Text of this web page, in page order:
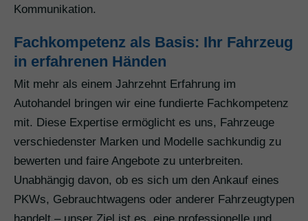
Kommunikation.
Fachkompetenz als Basis: Ihr Fahrzeug
in erfahrenen Händen
Mit mehr als einem Jahrzehnt Erfahrung im
Autohandel bringen wir eine fundierte Fachkompetenz
mit. Diese Expertise ermöglicht es uns, Fahrzeuge
verschiedenster Marken und Modelle sachkundig zu
bewerten und faire Angebote zu unterbreiten.
Unabhängig davon, ob es sich um den Ankauf eines
PKWs, Gebrauchtwagens oder anderer Fahrzeugtypen